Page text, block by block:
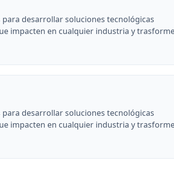
desarrollar soluciones tecnológicas
impacten en cualquier industria y
desarrollar soluciones tecnológicas
impacten en cualquier industria y